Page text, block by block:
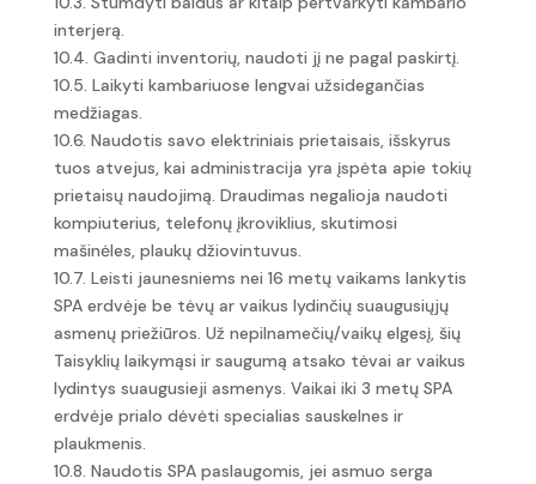
interjerą.
10.4. Gadinti inventorių, naudoti jį ne pagal paskirtį.
10.5. Laikyti kambariuose lengvai užsidegančias
medžiagas.
10.6. Naudotis savo elektriniais prietaisais, išskyrus
tuos atvejus, kai administracija yra įspėta apie tokių
prietaisų naudojimą. Draudimas negalioja naudoti
kompiuterius, telefonų įkroviklius, skutimosi
mašinėles, plaukų džiovintuvus.
10.7. Leisti jaunesniems nei 16 metų vaikams lankytis
SPA erdvėje be tėvų ar vaikus lydinčių suaugusiųjų
asmenų priežiūros. Už nepilnamečių/vaikų elgesį, šių
Taisyklių laikymąsi ir saugumą atsako tėvai ar vaikus
lydintys suaugusieji asmenys. Vaikai iki 3 metų SPA
erdvėje prialo dėvėti specialias sauskelnes ir
plaukmenis.
10.8. Naudotis SPA paslaugomis, jei asmuo serga